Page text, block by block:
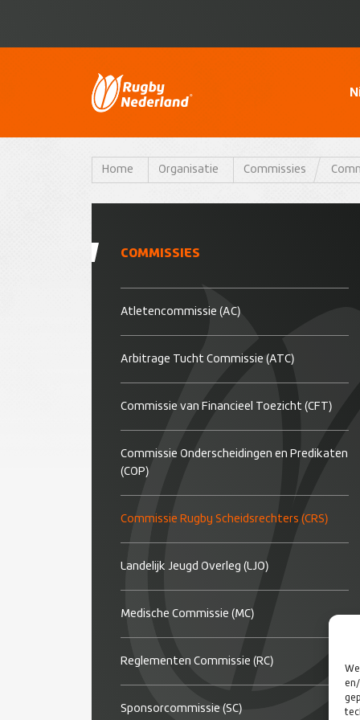
Home Organisatie Commissies
COMMISSIES
Atletencommissie (AC)
Arbitrage Tucht Commissie (ATC)
Commissie van Financieel Toezicht (CFT)
Commissie Onderscheidingen en Predikaten
(COP)
Commissie Rugby Scheidsrechters (CRS)
Landelijk Jeugd Overleg (LJO)
Medische Commissie (MC)
Reglementen Commissie (RC)
Sponsorcommissie (SC)